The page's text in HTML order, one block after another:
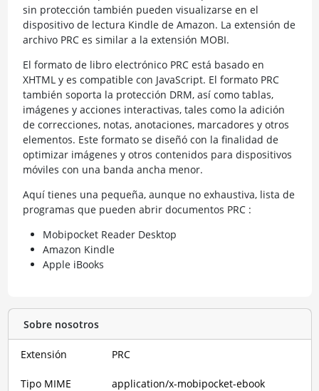
sin protección también pueden visualizarse en el
dispositivo de lectura Kindle de Amazon. La extensión de
archivo PRC es similar a la extensión MOBI.
El formato de libro electrónico PRC está basado en
XHTML y es compatible con JavaScript. El formato PRC
también soporta la protección DRM, así como tablas,
imágenes y acciones interactivas, tales como la adición
de correcciones, notas, anotaciones, marcadores y otros
elementos. Este formato se diseñó con la finalidad de
optimizar imágenes y otros contenidos para dispositivos
móviles con una banda ancha menor.
Aquí tienes una pequeña, aunque no exhaustiva, lista de
programas que pueden abrir documentos PRC :
Mobipocket Reader Desktop
Amazon Kindle
Apple iBooks
Sobre nosotros
Extensión PRC
Tipo MIME application/x-mobipocket-ebook